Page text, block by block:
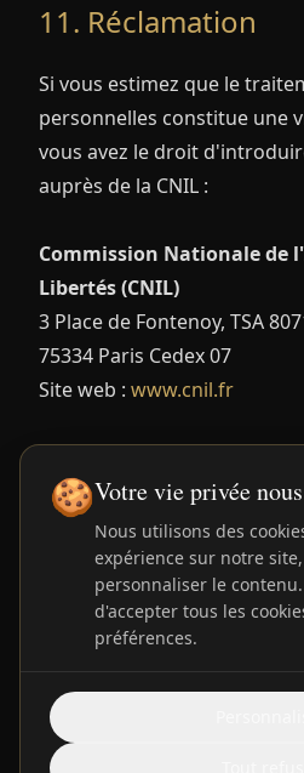
11. Réclamation
Si vous estimez que le
personnelles constitue une
vous avez le droit
auprès de la CNIL :
Commission Nationale de
Libertés (CNIL)
3 Place de Fontenoy, TSA
75334 Paris Cedex 07
Site web : www.cnil.fr
12. Modifications
Nous nous réservons le
politique de confidentialité
modifications prendront
sur cette page. Nous vous
informé de nos pratiques en
protection des données.
🍪Votre vie privée
Nous utilisons des
expérience sur notre
personnaliser le
d'accepter tous les
préférences.